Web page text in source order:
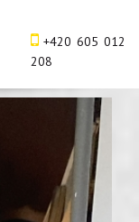
+420 605 012
208